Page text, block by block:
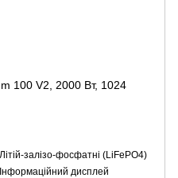
100 V2, 2000 Вт, 1024
Літій-залізо-фосфатні (LiFePO4)
Інформаційний дисплей